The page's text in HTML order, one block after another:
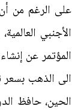
على الرغم من
الأجنبي
المؤتمر عن
الى الذهب بسعر
الحين، حافظ